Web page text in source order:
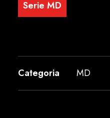
Serie MD
Categoria MD